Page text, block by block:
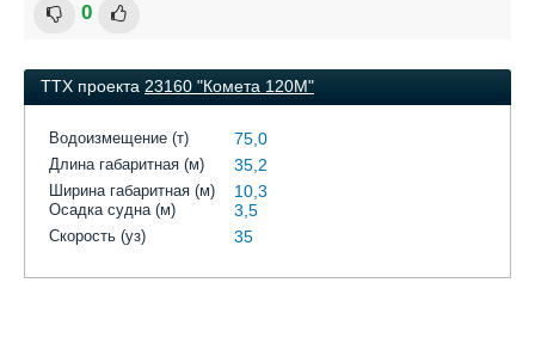
0
ТТХ проекта 23160 "Комета 120М"
Водоизмещение (т) 75,0
Длина габаритная (м) 35,2
Ширина габаритная (м) 10,3
Осадка судна (м) 3,5
Скорость (уз) 35